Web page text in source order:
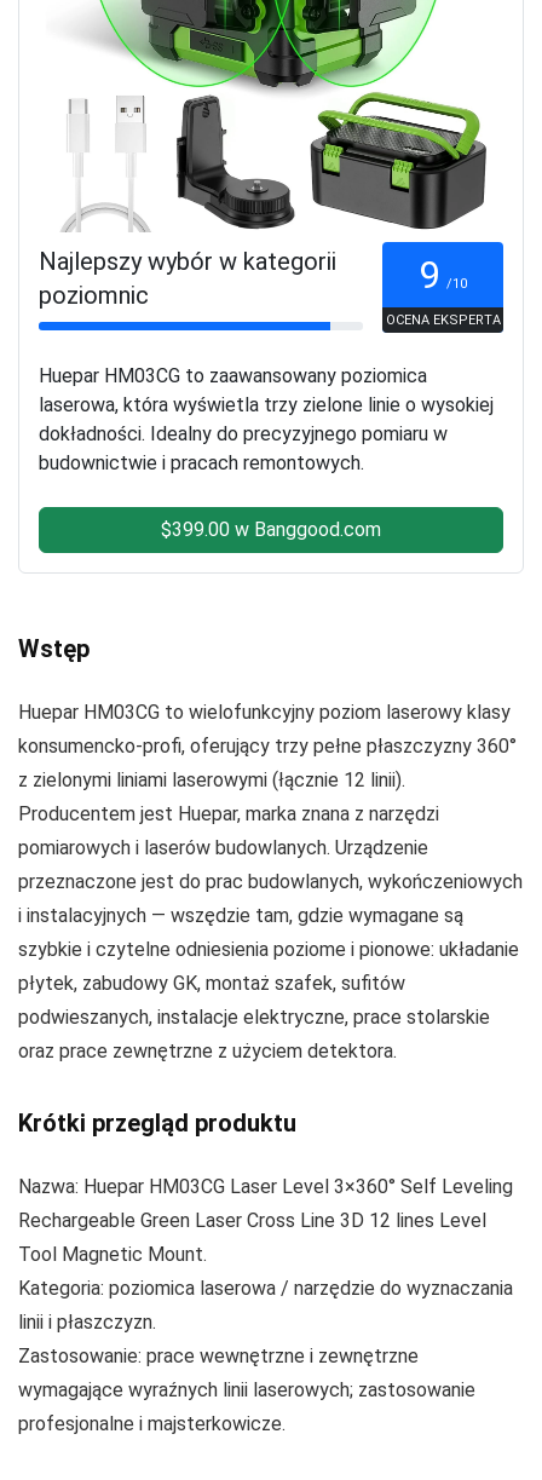
Najlepszy wybór w kategorii
poziomnic
9 /10
OCENA EKSPERTA
Huepar HM03CG to zaawansowany poziomica
laserowa, która wyświetla trzy zielone linie o wysokiej
dokładności. Idealny do precyzyjnego pomiaru w
budownictwie i pracach remontowych.
$399.00 w Banggood.com
Wstęp
Huepar HM03CG to wielofunkcyjny poziom laserowy klasy
konsumencko‑profi, oferujący trzy pełne płaszczyzny 360°
z zielonymi liniami laserowymi (łącznie 12 linii).
Producentem jest Huepar, marka znana z narzędzi
pomiarowych i laserów budowlanych. Urządzenie
przeznaczone jest do prac budowlanych, wykończeniowych
i instalacyjnych — wszędzie tam, gdzie wymagane są
szybkie i czytelne odniesienia poziome i pionowe: układanie
płytek, zabudowy GK, montaż szafek, sufitów
podwieszanych, instalacje elektryczne, prace stolarskie
oraz prace zewnętrzne z użyciem detektora.
Krótki przegląd produktu
Nazwa: Huepar HM03CG Laser Level 3×360° Self Leveling
Rechargeable Green Laser Cross Line 3D 12 lines Level
Tool Magnetic Mount.
Kategoria: poziomica laserowa / narzędzie do wyznaczania
linii i płaszczyzn.
Zastosowanie: prace wewnętrzne i zewnętrzne
wymagające wyraźnych linii laserowych; zastosowanie
profesjonalne i majsterkowicze.